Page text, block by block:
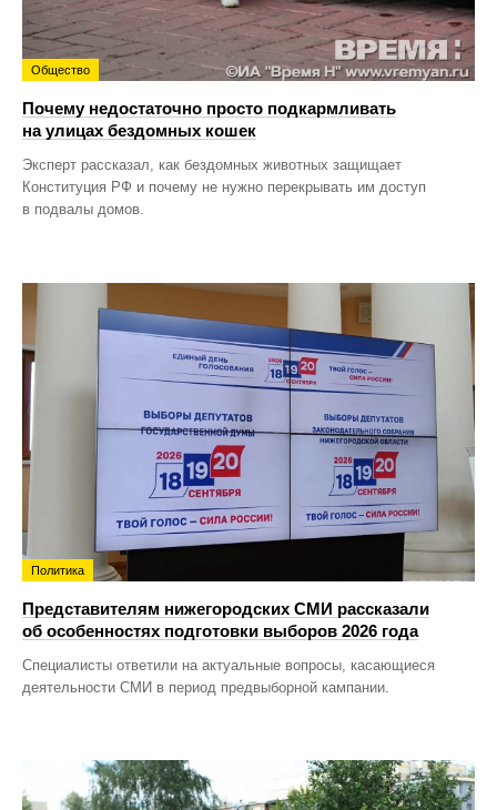
Общество
Почему недостаточно просто подкармливать
на улицах бездомных кошек
Эксперт рассказал, как бездомных животных защищает
Конституция РФ и почему не нужно перекрывать им доступ
в подвалы домов.
Политика
Представителям нижегородских СМИ рассказали
об особенностях подготовки выборов 2026 года
Специалисты ответили на актуальные вопросы, касающиеся
деятельности СМИ в период предвыборной кампании.